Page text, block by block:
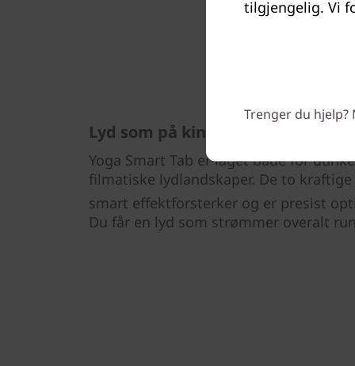
Lyd som på kino
Yoga Smart Tab er laget både for
filmatiske lydlandskaper. De to kraftige
smart effektforsterker og er presist
Du får en lyd som strømmer overalt
tilgjengelig. Vi
Trenger du hjelp?